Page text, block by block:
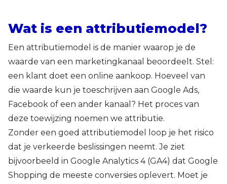
Wat is een attributiemodel?
Een attributiemodel is de manier waarop je de
waarde van een marketingkanaal beoordeelt. Stel:
een klant doet een online aankoop. Hoeveel van
die waarde kun je toeschrijven aan Google Ads,
Facebook of een ander kanaal? Het proces van
deze toewijzing noemen we attributie.
Zonder een goed attributiemodel loop je het risico
dat je verkeerde beslissingen neemt. Je ziet
bijvoorbeeld in Google Analytics 4 (GA4) dat Google
Shopping de meeste conversies oplevert. Moet je